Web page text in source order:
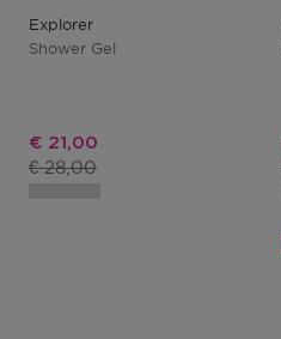
Explorer
Shower Gel
Kortingsprijs
€ 21,00
Productprijs
€ 28,00